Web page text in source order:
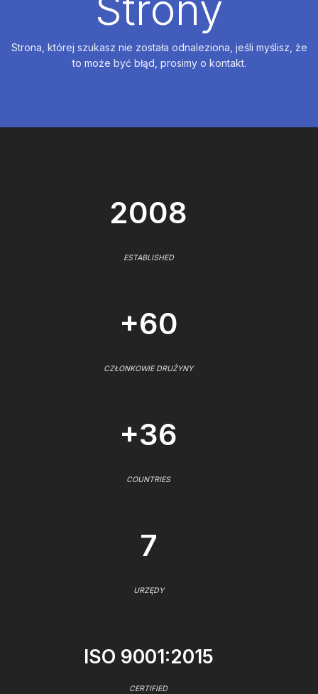
Strona, której szukasz nie została odnaleziona, jeśli myślisz, że
to może być błąd, prosimy o kontakt.
2008
ESTABLISHED
+60
CZŁONKOWIE DRUŻYNY
+36
COUNTRIES
7
URZĘDY
ISO 9001:2015
CERTIFIED